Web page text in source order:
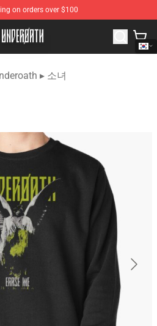
on orders over $100
Underoath Merchandise Shop
▸ 소녀